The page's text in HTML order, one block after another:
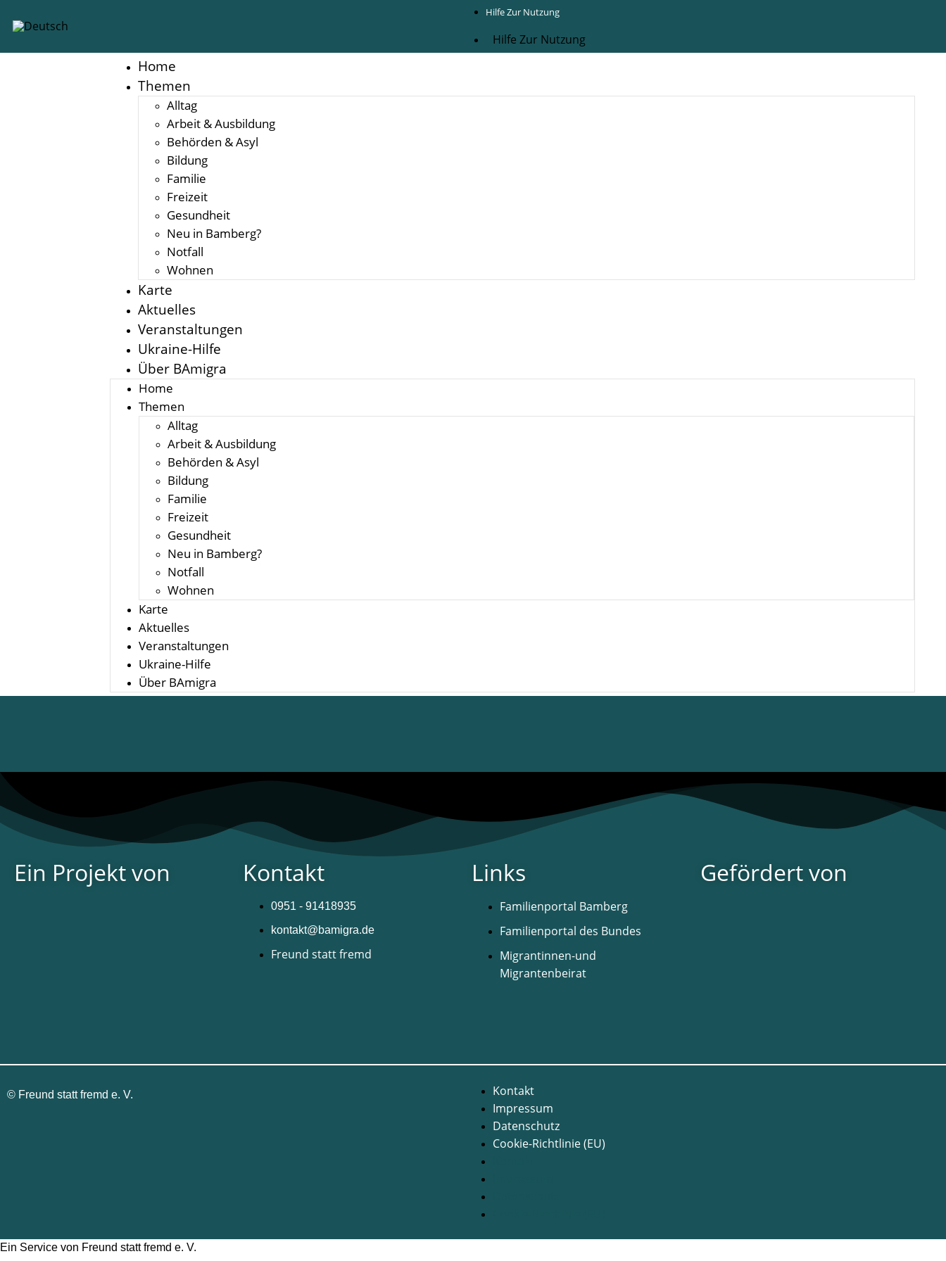
springen
Hilfe Zur Nutzung
Hilfe Zur Nutzung
Home
Themen
Alltag
Arbeit & Ausbildung
Behörden & Asyl
Bildung
Familie
Freizeit
Gesundheit
Neu in Bamberg?
Notfall
Wohnen
Karte
Aktuelles
Veranstaltungen
Ukraine-Hilfe
Über BAmigra
Home
Themen
Alltag
Arbeit & Ausbildung
Behörden & Asyl
Bildung
Familie
Freizeit
Gesundheit
Neu in Bamberg?
Notfall
Wohnen
Karte
Aktuelles
Veranstaltungen
Ukraine-Hilfe
Über BAmigra
Ein Projekt von Kontakt
0951 - 91418935
kontakt@bamigra.de
Freund statt fremd
Links
Familienportal Bamberg
Familienportal des Bundes
Migrantinnen-und
Migrantenbeirat
Gefördert von
© Freund statt fremd e. V.
Kontakt
Impressum
Datenschutz
Cookie-Richtlinie (EU)
Ein Service von Freund statt fremd e. V.